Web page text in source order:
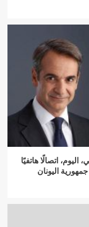
اتصالًا هاتفيًا
اليونان